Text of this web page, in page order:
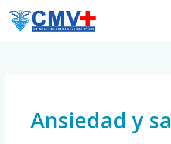
Ansiedad y